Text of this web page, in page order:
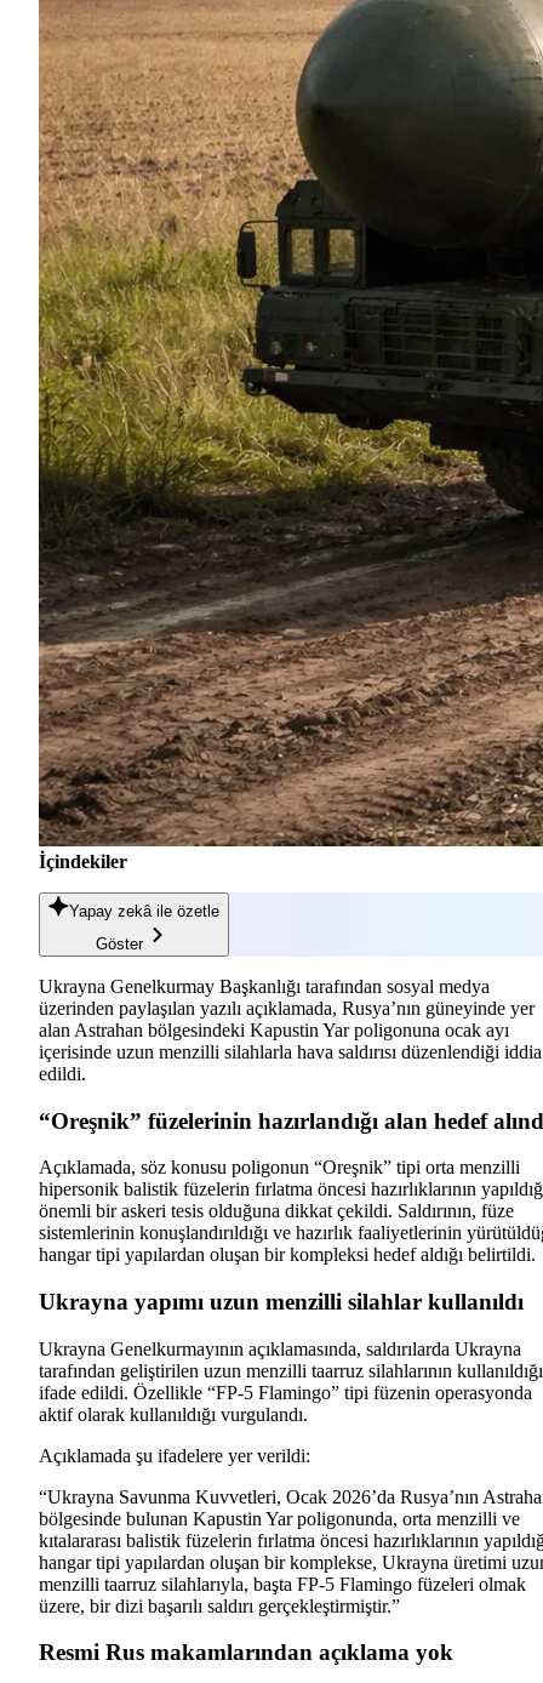
İçindekiler
Yapay zekâ ile özetle
Göster
Ukrayna Genelkurmay Başkanlığı tarafından sosyal medya
üzerinden paylaşılan yazılı açıklamada, Rusya’nın güneyinde yer
alan Astrahan bölgesindeki Kapustin Yar poligonuna ocak ayı
içerisinde uzun menzilli silahlarla hava saldırısı düzenlendiği iddia
edildi.
“Oreşnik” füzelerinin hazırlandığı alan hedef
Açıklamada, söz konusu poligonun “Oreşnik” tipi orta menzilli
hipersonik balistik füzelerin fırlatma öncesi hazırlıklarının
önemli bir askeri tesis olduğuna dikkat çekildi. Saldırının, füze
sistemlerinin konuşlandırıldığı ve hazırlık faaliyetlerinin
hangar tipi yapılardan oluşan bir kompleksi hedef aldığı belirtildi.
Ukrayna yapımı uzun menzilli silahlar kullanıldı
Ukrayna Genelkurmayının açıklamasında, saldırılarda Ukrayna
tarafından geliştirilen uzun menzilli taarruz silahlarının kullanıldığı
ifade edildi. Özellikle “FP-5 Flamingo” tipi füzenin operasyonda
aktif olarak kullanıldığı vurgulandı.
Açıklamada şu ifadelere yer verildi:
“Ukrayna Savunma Kuvvetleri, Ocak 2026’da Rusya’nın
bölgesinde bulunan Kapustin Yar poligonunda, orta menzilli ve
kıtalararası balistik füzelerin fırlatma öncesi hazırlıklarının
hangar tipi yapılardan oluşan bir komplekse, Ukrayna üretimi
menzilli taarruz silahlarıyla, başta FP-5 Flamingo füzeleri olmak
üzere, bir dizi başarılı saldırı gerçekleştirmiştir.”
Resmi Rus makamlarından açıklama yok